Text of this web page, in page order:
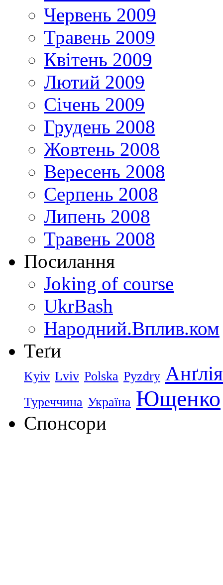
Червень 2009
Травень 2009
Квітень 2009
Лютий 2009
Січень 2009
Грудень 2008
Жовтень 2008
Вересень 2008
Серпень 2008
Липень 2008
Травень 2008
Посилання
Joking of course
UkrBash
Народний.Вплив.ком
Теґи
Kyiv Lviv Polska Pyzdry Анґлія
Туреччина Україна Ющенко
Спонсори